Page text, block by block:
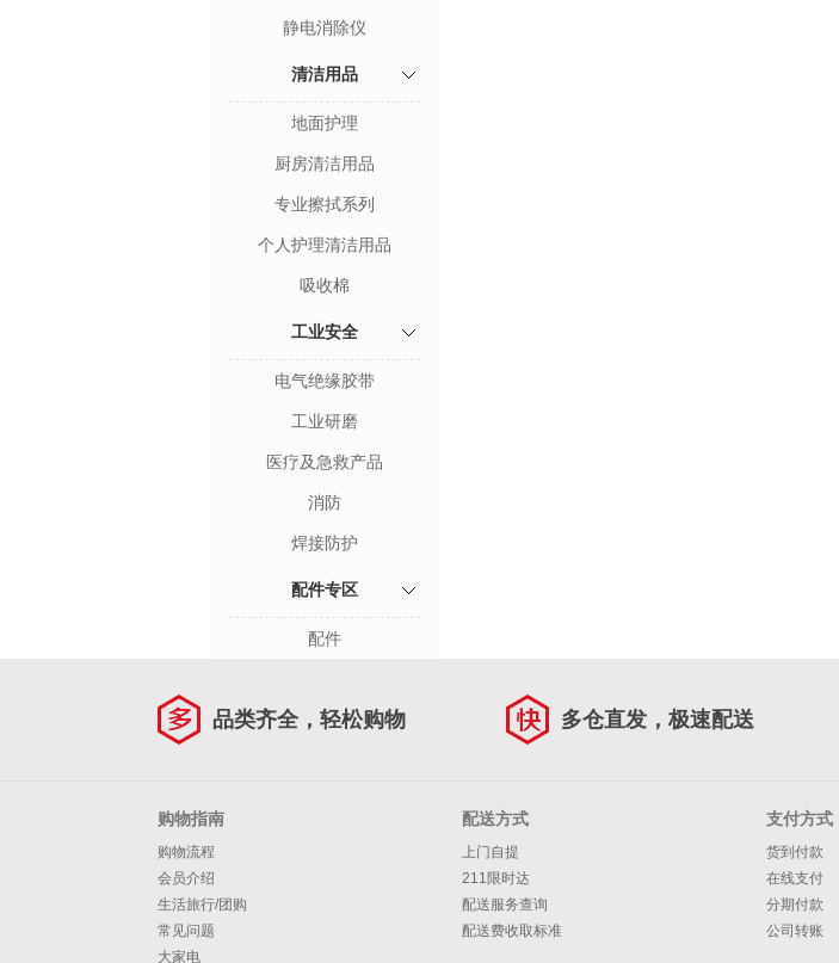
静电消除仪
清洁用品
地面护理
厨房清洁用品
专业擦拭系列
个人护理清洁用品
吸收棉
工业安全
电气绝缘胶带
工业研磨
医疗及急救产品
消防
焊接防护
配件专区
配件
品类齐全，轻松购物 多仓直发，极速配送
购物指南
购物流程
会员介绍
生活旅行/团购
常见问题
大家电
配送方式
上门自提
211限时达
配送服务查询
配送费收取标准
支付方式
货到付款
在线支付
分期付款
公司转账